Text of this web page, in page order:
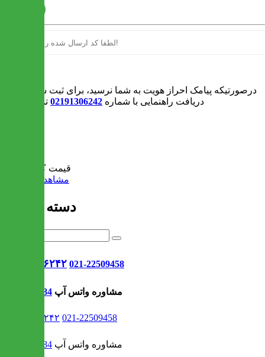
درصورتیکه پیامک احراز هویت به شما نرسید، برای ثبت سفارش و یا
دریافت راهنمایی با شماره 02191306242 تماس بگیرید
قیمت کل:
مشاهده سبد خرید
دسته بندی ها
021-۹۱۳۰۶۲۴۲ 021-22509458
09302308484 مشاوره واتس آپ
021-۹۱۳۰۶۲۴۲ 021-22509458
09302308484 مشاوره واتس آپ